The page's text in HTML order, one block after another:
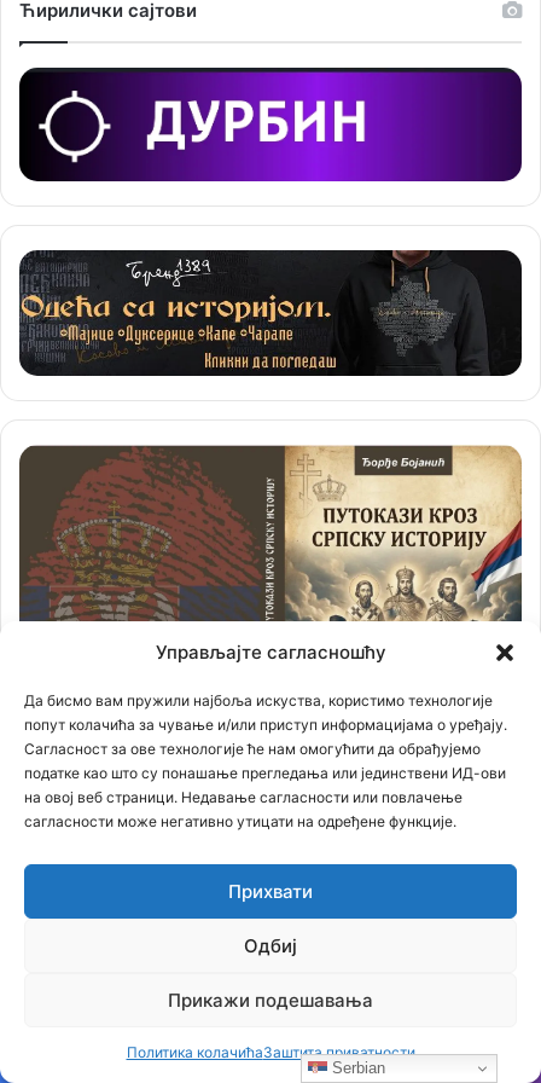
Управљајте сагласношћу
Да бисмо вам пружили најбоља искуства, користимо технологије
попут колачића за чување и/или приступ информацијама о уређају.
Сагласност за ове технологије ће нам омогућити да обрађујемо
податке као што су понашање прегледања или јединствени ИД-ови
на овој веб страници. Недавање сагласности или повлачење
сагласности може негативно утицати на одређене функције.
Прихвати
Одбиј
Прикажи подешавања
Политика колачићаЗаштита приватности
Ћирилички сајтови
Књига СТРАДАЊЕ И ЖРТВЕ СРПСКОГ НАРОДА У 20
Serbian